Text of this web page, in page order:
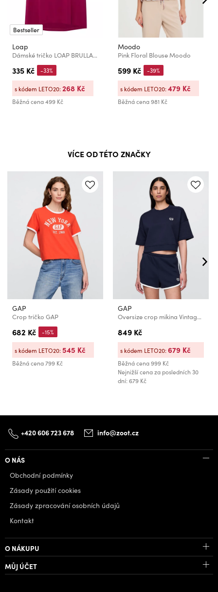
Bestseller
Loap
Dámské tričko LOAP BRULLA Červená
335 Kč
Běžná cena499 Kč
-33%
s kódem LETO20:268 Kč
Moodo
Pink Floral Blouse Moodo
599 Kč
Běžná cena981 Kč
-39%
s kódem LETO20:479 Kč
VÍCE OD TÉTO ZNAČKY
GAP
Crop tričko GAP
682 Kč
Běžná cena799 Kč
-15%
s kódem LETO20:545 Kč
GAP
Oversize crop mikina VintageSoft GAP
849 Kč
Běžná cena999 Kč
Nejnižší cena za posledních 30
dní: 679 Kč
s kódem LETO20:679 Kč
+420 606 723 678 info@zoot.cz
O NÁS
Obchodní podmínky
Zásady použití cookies
Zásady zpracování osobních údajů
Kontakt
O NÁKUPU
MŮJ ÚČET